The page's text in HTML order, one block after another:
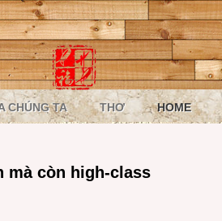
CHÚNG TA THƠ HOME
mà còn high-class